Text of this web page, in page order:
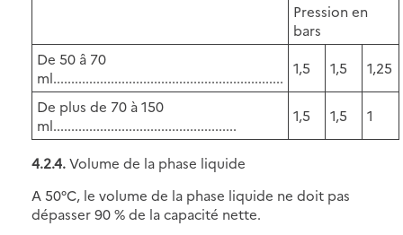
Pression en
bars
De 50 â 70
ml................................................................
1,5 1,5 1,25
De plus de 70 à 150
ml...................................................
1,5 1,5 1
4.2.4.Volume de la phase liquide
A 50°C, le volume de la phase liquide ne doit pas
dépasser 90 % de la capacité nette.